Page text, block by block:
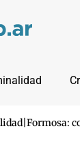
Formosa: